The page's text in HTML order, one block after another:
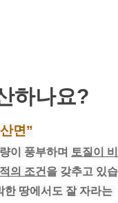
하나요?
면”
이 풍부하며 토질이 비
의 조건 을 갖추고 있습
한 땅에서도 잘 자라는